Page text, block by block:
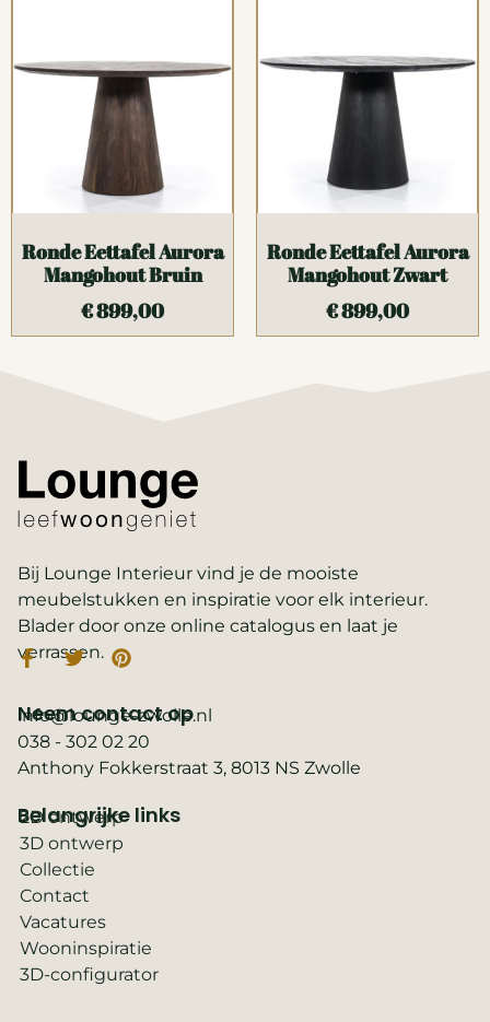
Ronde Eettafel Aurora
Mangohout Bruin
€899,00
Ronde Eettafel Aurora
Mangohout Zwart
€899,00
Bij Lounge Interieur vind je de mooiste
meubelstukken en inspiratie voor elk interieur.
Blader door onze online catalogus en laat je
verrassen.
Belangrijke links
2D ontwerp
3D ontwerp
Collectie
Contact
Vacatures
Wooninspiratie
3D-configurator
Neem contact op
info@lounge-zwolle.nl
038 - 302 02 20
Anthony Fokkerstraat 3, 8013 NS Zwolle